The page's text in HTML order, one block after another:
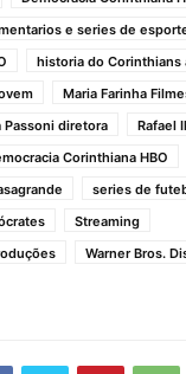
e series de
historia do Corinthians
Maria Farinha
Passoni diretora
Rafael
Corinthiana HBO
series de
Streaming
Warner Bros.